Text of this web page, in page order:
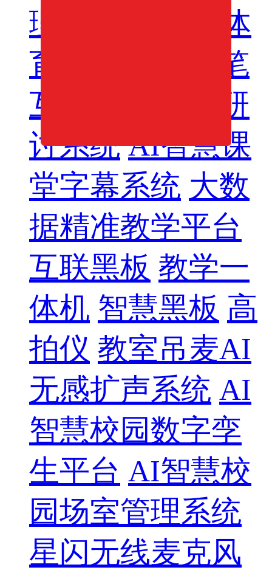
理平台
AI智慧体
育系统
智慧纸笔
互动系统
分组研
讨系统 AI智慧课
堂字幕系统 大数
据精准教学平台
互联黑板 教学一
体机 智慧黑板 高
拍仪 教室吊麦AI
无感扩声系统 AI
智慧校园数字孪
生平台 AI智慧校
园场室管理系统
星闪无线麦克风